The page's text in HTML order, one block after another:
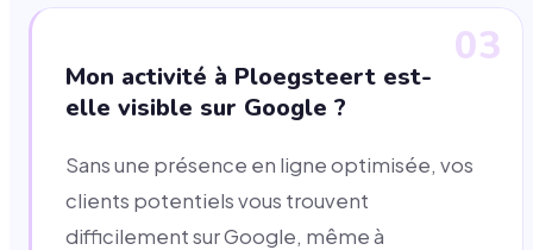
03
Mon activité à Ploegsteert est-
elle visible sur Google ?
Sans une présence en ligne optimisée, vos
clients potentiels vous trouvent
difficilement sur Google, même à